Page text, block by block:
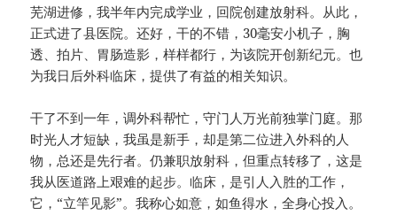
芜湖进修，我半年内完成学业，回院创建放射科。从此，
正式进了县医院。还好，干的不错，30毫安小机子，胸
透、拍片、胃肠造影，样样都行，为该院开创新纪元。也
为我日后外科临床，提供了有益的相关知识。
干了不到一年，调外科帮忙，守门人万光前独掌门庭。那
时光人才短缺，我虽是新手，却是第二位进入外科的人
物，总还是先行者。仍兼职放射科，但重点转移了，这是
我从医道路上艰难的起步。临床，是引人入胜的工作，
它，“立竿见影”。我称心如意，如鱼得水，全身心投入。